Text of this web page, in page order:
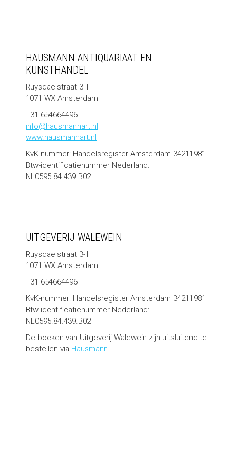
HAUSMANN ANTIQUARIAAT EN
KUNSTHANDEL
Ruysdaelstraat 3-III
1071 WX Amsterdam
+31 654664496
info@hausmannart.nl
www.hausmannart.nl
KvK-nummer: Handelsregister Amsterdam 34211981
Btw-identificatienummer Nederland:
NL0595.84.439.B02
UITGEVERIJ WALEWEIN
Ruysdaelstraat 3-III
1071 WX Amsterdam
+31 654664496
KvK-nummer: Handelsregister Amsterdam 34211981
Btw-identificatienummer Nederland:
NL0595.84.439.B02
De boeken van Uitgeverij Walewein zijn uitsluitend te
bestellen via Hausmann